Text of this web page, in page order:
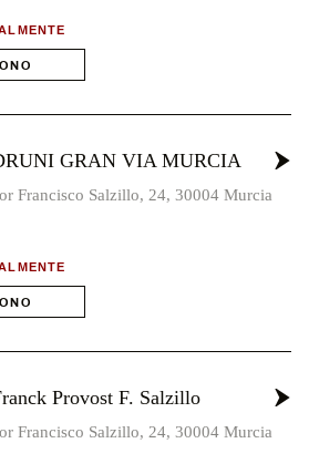
GRAN VIA MURCIA
Francisco Salzillo, 24, 30004 Murcia
Provost F. Salzillo
Francisco Salzillo, 24, 30004 Murcia